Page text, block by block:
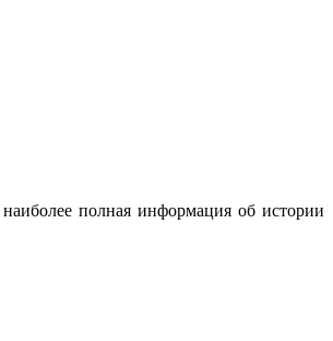
полная информация об истории